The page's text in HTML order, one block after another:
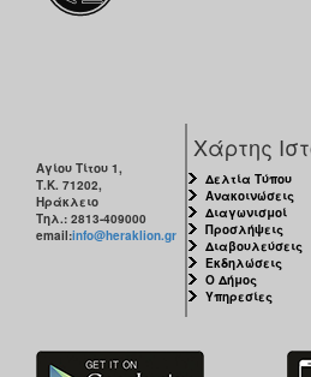
Αγίου Τίτου 1,
Τ.Κ. 71202,
Ηράκλειο
Τηλ.: 2813-409000
email:info@heraklion.gr
Χάρτης
Δελτία Τύπου
Ανακοινώσεις
Διαγωνισμοί
Προσλήψεις
Διαβουλεύσεις
Εκδηλώσεις
Ο Δήμος
Υπηρεσίες